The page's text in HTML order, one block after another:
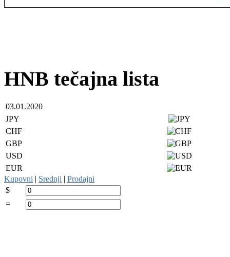
HNB tečajna lista
03.01.2020
JPY
CHF
GBP
USD
EUR
Kupovni | Srednji | Prodajni
$
=